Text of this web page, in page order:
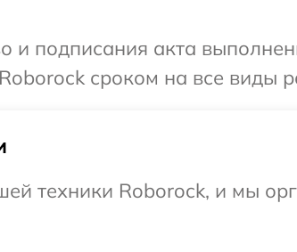
и подписания акта
сроком на все виды
техники Roborock, и мы